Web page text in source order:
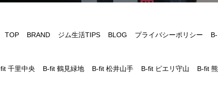
TOP BRAND ジム生活TIPS BLOG プライバシーポリシー B-
fit 千里中央 B-fit 鶴見緑地 B-fit 松井山手 B-fit ピエリ守山 B-fit 熊